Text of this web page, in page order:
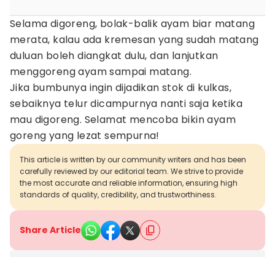
Selama digoreng, bolak-balik ayam biar matang
merata, kalau ada kremesan yang sudah matang
duluan boleh diangkat dulu, dan lanjutkan
menggoreng ayam sampai matang.
Jika bumbunya ingin dijadikan stok di kulkas,
sebaiknya telur dicampurnya nanti saja ketika
mau digoreng. Selamat mencoba bikin ayam
goreng yang lezat sempurna!
This article is written by our community writers and has been
carefully reviewed by our editorial team. We strive to provide
the most accurate and reliable information, ensuring high
standards of quality, credibility, and trustworthiness.
Share Article